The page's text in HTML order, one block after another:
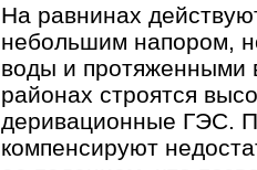
На равнинах
небольшим напором,
воды и протяженными
районах строятся
деривационные ГЭС.
компенсируют